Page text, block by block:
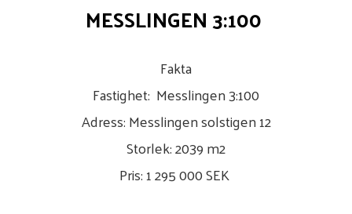
MESSLINGEN 3:100
Fakta
Fastighet: Messlingen 3:100
Adress: Messlingen solstigen 12
Storlek: 2039 m2
Pris: 1 295 000 SEK